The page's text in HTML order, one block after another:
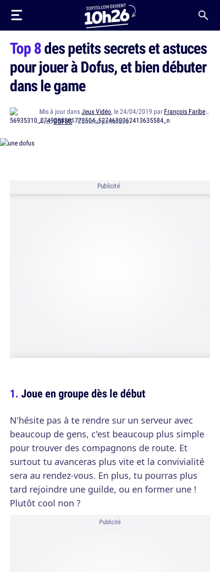
Top 8des petits secrets et astuces
pour jouer à Dofus, et bien débuter
dans le game
Mis à jour dansJeux Vidéo, le 24/04/2019 par François Faribeault
AvecDOFUS· Contenu partenaire
Publicité
Joue en groupe dès le début
N'hésite pas à te rendre sur un serveur avec
beaucoup de gens, c'est beaucoup plus simple
pour trouver des compagnons de route. Et
surtout tu avanceras plus vite et la convivialité
sera au rendez-vous. En plus, tu pourras plus
tard rejoindre une guilde, ou en former une !
Plutôt cool non ?
Publicité